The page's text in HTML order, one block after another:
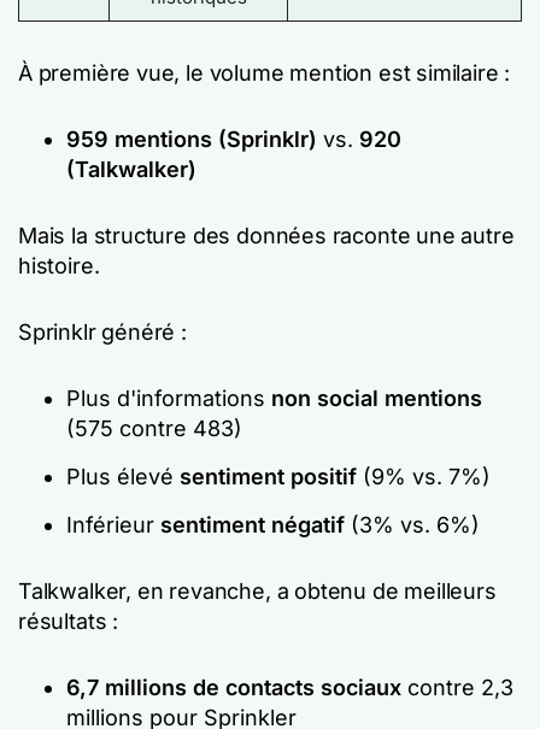
À première vue, le volume mention est similaire :
959 mentions (Sprinklr) vs. 920
(Talkwalker)
Mais la structure des données raconte une autre
histoire.
Sprinklr généré :
Plus d'informations non social mentions
(575 contre 483)
Plus élevé sentiment positif (9% vs. 7%)
Inférieur sentiment négatif (3% vs. 6%)
Talkwalker, en revanche, a obtenu de meilleurs
résultats :
6,7 millions de contacts sociaux contre 2,3
millions pour Sprinkler